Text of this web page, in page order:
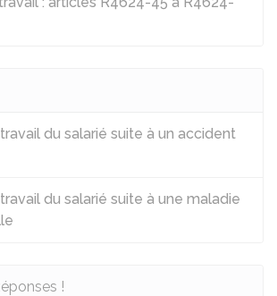
du salarié suite à un accident
du salarié suite à une maladie
!